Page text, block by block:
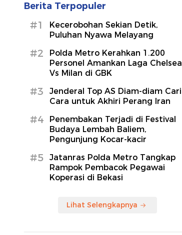
Berita Terpopuler
#1
Kecerobohan Sekian Detik,
Puluhan Nyawa Melayang
#2
Polda Metro Kerahkan 1.200
Personel Amankan Laga Chelsea
Vs Milan di GBK
#3
Jenderal Top AS Diam-diam Cari
Cara untuk Akhiri Perang Iran
#4
Penembakan Terjadi di Festival
Budaya Lembah Baliem,
Pengunjung Kocar-kacir
#5
Jatanras Polda Metro Tangkap
Rampok Pembacok Pegawai
Koperasi di Bekasi
Lihat Selengkapnya